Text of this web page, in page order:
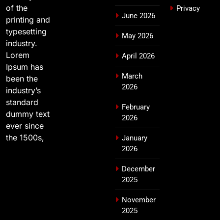
of the
printing and
typesetting
industry.
Lorem
Ipsum has
been the
industry’s
standard
dummy text
ever since
the 1500s,
June 2026
May 2026
April 2026
March
2026
February
2026
January
2026
December
2025
November
2025
Privacy